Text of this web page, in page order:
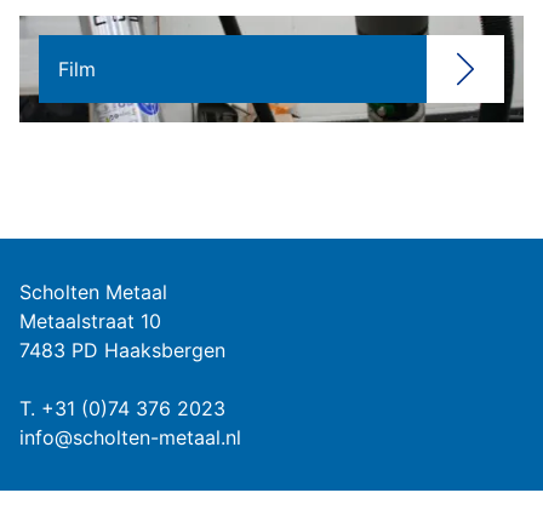
Film
Scholten Metaal
Metaalstraat 10
7483 PD Haaksbergen
T. +31 (0)74 376 2023
info@scholten-metaal.nl